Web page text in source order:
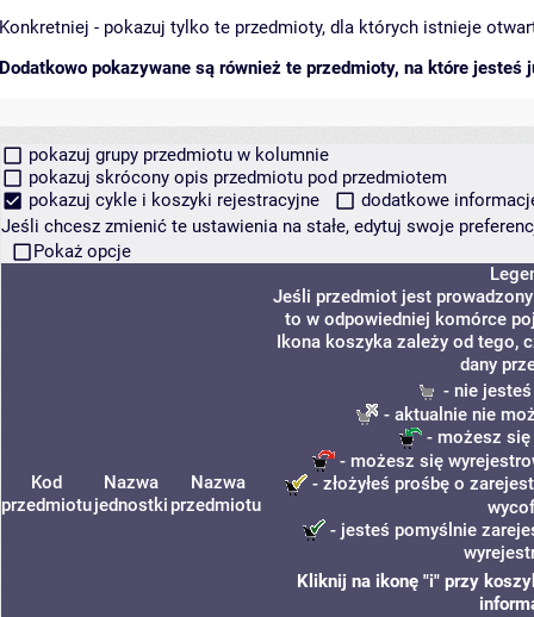
Konkretniej - pokazuj tylko te przedmioty, dla których istnieje
Dodatkowo pokazywane są również te przedmioty, na które jesteś
pokazuj grupy przedmiotu w kolumnie
pokazuj skrócony opis przedmiotu pod przedmiotem
pokazuj cykle i koszyki rejestracyjne
dodatkowe
Jeśli chcesz zmienić te ustawienia na stałe, edytuj swoje
Pokaż opcje
Kod
przedmiotu
Nazwa
jednostki
Nazwa
przedmiotu
Jeśli przedmiot jest
to w odpowiedniej komórce
Ikona koszyka zależy od tego,
dany
- nie
- aktualnie nie
- możesz
- możesz się
- złożyłeś prośbę o
- jesteś pomyślnie
Kliknij na ikonę "i" przy